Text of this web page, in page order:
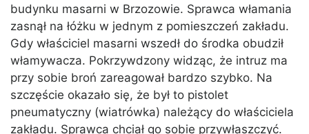
budynku masarni w Brzozowie. Sprawca włamania
zasnął na łóżku w jednym z pomieszczeń zakładu.
Gdy właściciel masarni wszedł do środka obudził
włamywacza. Pokrzywdzony widząc, że intruz ma
przy sobie broń zareagował bardzo szybko. Na
szczęście okazało się, że był to pistolet
pneumatyczny (wiatrówka) należący do właściciela
zakładu. Sprawca chciał go sobie przywłaszczyć.